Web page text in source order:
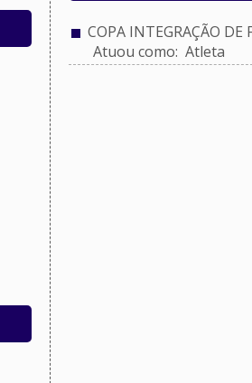
COPA INTEGRAÇÃO DE
Atuou como: Atleta